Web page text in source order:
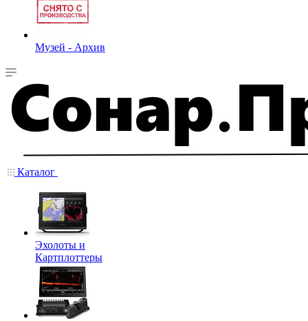
Музей - Архив
Каталог
Эхолоты и
Картплоттеры